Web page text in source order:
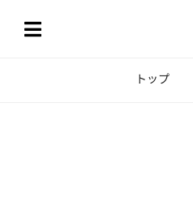
トップ